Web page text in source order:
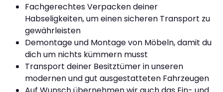
Fachgerechtes Verpacken deiner
Habseligkeiten, um einen sicheren Transport zu
gewährleisten
Demontage und Montage von Möbeln, damit du
dich um nichts kümmern musst
Transport deiner Besitztümer in unseren
modernen und gut ausgestatteten Fahrzeugen